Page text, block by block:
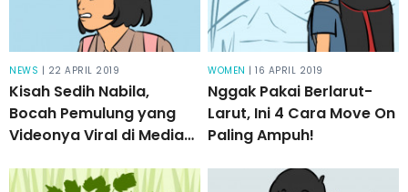
NEWS | 22 APRIL 2019
Kisah Sedih Nabila,
Bocah Pemulung yang
Videonya Viral di Media
WOMEN | 16 APRIL 2019
Nggak Pakai Berlarut-
Larut, Ini 4 Cara Move On
Paling Ampuh!